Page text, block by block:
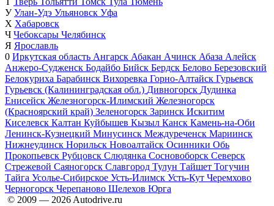
У Улан-Удэ Ульяновск Уфа
Х Хабаровск
Ч Чебоксары Челябинск
Я Ярославль
0 Иркутская область Ангарск Абакан Ачинск Абаза Алейск
Анжеро-Судженск Бодайбо Бийск Бердск Белово Березовский
Белокуриха Барабинск Вихоревка Горно-Алтайск Гурьевск
Гурьевск (Калининградская обл.) Дивногорск Дудинка
Енисейск Железногорск-Илимский Железногорск
(Красноярский край) Зеленогорск Заринск Искитим
Киселевск Калтан Куйбышев Кызыл Канск Камень-на-Оби
Ленинск-Кузнецкий Минусинск Междуреченск Мариинск
Нижнеудинск Норильск Новоалтайск Осинники Обь
Прокопьевск Рубцовск Слюдянка Сосновоборск Северск
Стрежевой Саяногорск Славгород Тулун Тайшет Тогучин
Тайга Усолье-Сибирское Усть-Илимск Усть-Кут Черемхово
Черногорск Черепаново Шелехов Юрга
© 2009 — 2026 Autodrive.ru